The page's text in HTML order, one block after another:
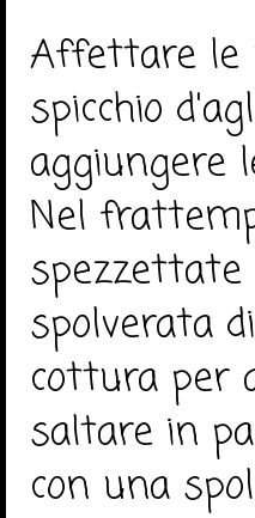
Affettare le
spicchio
aggiungere
Nel
spezzettate
spolverata
cottura per
saltare in
con una